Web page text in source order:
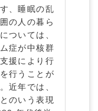
、睡眠の乱
の人の暮ら
ついては、
症が中核群
援により行
行うことが
近年では、
のいう表現